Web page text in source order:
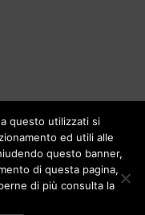
questo utilizzati si
ed utili alle
questo banner,
di questa pagina,
di più consulta la